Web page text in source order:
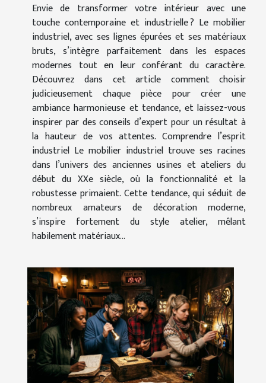
Envie de transformer votre intérieur avec une
touche contemporaine et industrielle ? Le mobilier
industriel, avec ses lignes épurées et ses matériaux
bruts, s’intègre parfaitement dans les espaces
modernes tout en leur conférant du caractère.
Découvrez dans cet article comment choisir
judicieusement chaque pièce pour créer une
ambiance harmonieuse et tendance, et laissez-vous
inspirer par des conseils d’expert pour un résultat à
la hauteur de vos attentes. Comprendre l’esprit
industriel Le mobilier industriel trouve ses racines
dans l’univers des anciennes usines et ateliers du
début du XXe siècle, où la fonctionnalité et la
robustesse primaient. Cette tendance, qui séduit de
nombreux amateurs de décoration moderne,
s’inspire fortement du style atelier, mêlant
habilement matériaux...